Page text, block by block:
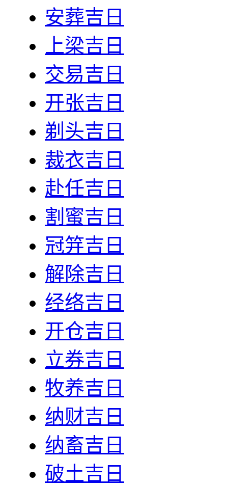
安葬吉日
上梁吉日
交易吉日
开张吉日
剃头吉日
裁衣吉日
赴任吉日
割蜜吉日
冠笄吉日
解除吉日
经络吉日
开仓吉日
立券吉日
牧养吉日
纳财吉日
纳畜吉日
破土吉日